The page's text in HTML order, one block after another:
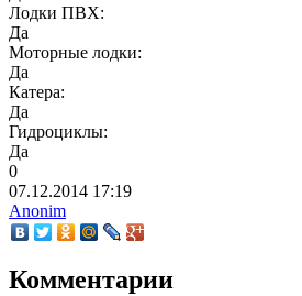
Лодки ПВХ:
Да
Моторные лодки:
Да
Катера:
Да
Гидроциклы:
Да
0
07.12.2014 17:19
Anonim
Комментарии